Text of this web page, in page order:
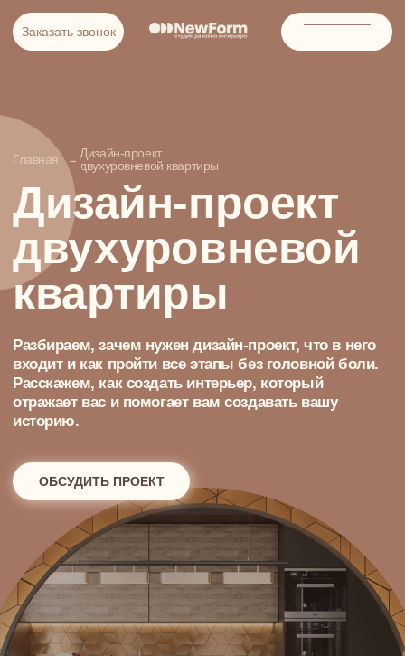
Заказать звонок
Заказать звонок
ОБСУДИТЬ ПРОЕКТ
Разбираем, зачем нужен дизайн-проект, что в него
входит и как пройти все этапы без головной боли.
Расскажем, как создать интерьер, который
отражает вас и помогает вам создавать вашу
историю.
Дизайн-проект
двухуровневой
квартиры